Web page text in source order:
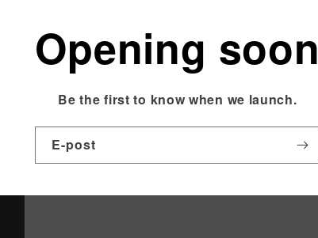
Opening soon
Be the first to know when we launch.
E-post